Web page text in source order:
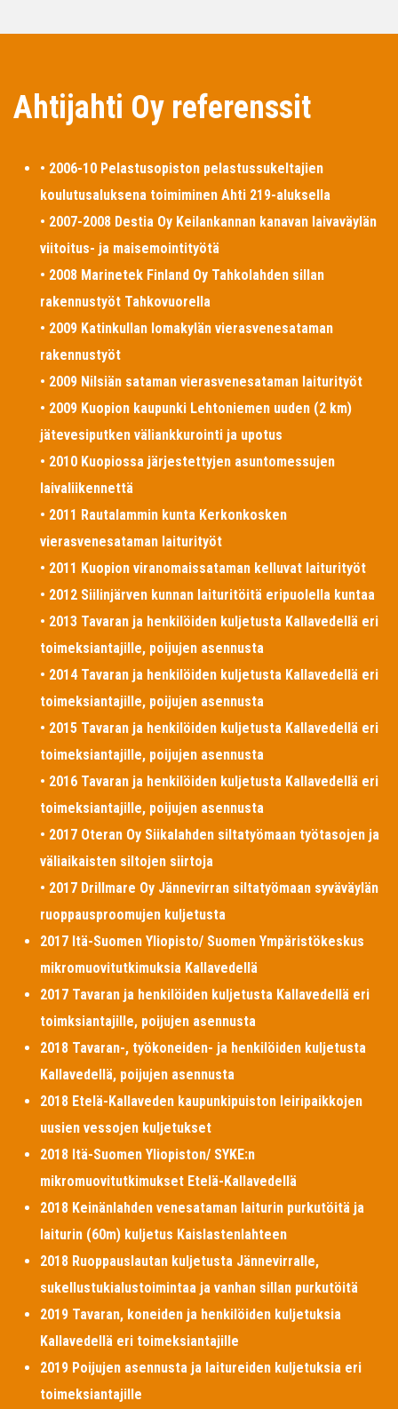
Ahtijahti Oy referenssit
• 2006-10 Pelastusopiston pelastussukeltajien
koulutusaluksena toimiminen Ahti 219-aluksella
• 2007-2008 Destia Oy Keilankannan kanavan laivaväylän
viitoitus- ja maisemointityötä
• 2008 Marinetek Finland Oy Tahkolahden sillan
rakennustyöt Tahkovuorella
• 2009 Katinkullan lomakylän vierasvenesataman
rakennustyöt
• 2009 Nilsiän sataman vierasvenesataman laiturityöt
• 2009 Kuopion kaupunki Lehtoniemen uuden (2 km)
jätevesiputken väliankkurointi ja upotus
• 2010 Kuopiossa järjestettyjen asuntomessujen
laivaliikennettä
• 2011 Rautalammin kunta Kerkonkosken
vierasvenesataman laiturityöt
• 2011 Kuopion viranomaissataman kelluvat laiturityöt
• 2012 Siilinjärven kunnan laituritöitä eripuolella kuntaa
• 2013 Tavaran ja henkilöiden kuljetusta Kallavedellä eri
toimeksiantajille, poijujen asennusta
• 2014 Tavaran ja henkilöiden kuljetusta Kallavedellä eri
toimeksiantajille, poijujen asennusta
• 2015 Tavaran ja henkilöiden kuljetusta Kallavedellä eri
toimeksiantajille, poijujen asennusta
• 2016 Tavaran ja henkilöiden kuljetusta Kallavedellä eri
toimeksiantajille, poijujen asennusta
• 2017 Oteran Oy Siikalahden siltatyömaan työtasojen ja
väliaikaisten siltojen siirtoja
• 2017 Drillmare Oy Jännevirran siltatyömaan syväväylän
ruoppausproomujen kuljetusta
2017 Itä-Suomen Yliopisto/ Suomen Ympäristökeskus
mikromuovitutkimuksia Kallavedellä
2017 Tavaran ja henkilöiden kuljetusta Kallavedellä eri
toimksiantajille, poijujen asennusta
2018 Tavaran-, työkoneiden- ja henkilöiden kuljetusta
Kallavedellä, poijujen asennusta
2018 Etelä-Kallaveden kaupunkipuiston leiripaikkojen
uusien vessojen kuljetukset
2018 Itä-Suomen Yliopiston/ SYKE:n
mikromuovitutkimukset Etelä-Kallavedellä
2018 Keinänlahden venesataman laiturin purkutöitä ja
laiturin (60m) kuljetus Kaislastenlahteen
2018 Ruoppauslautan kuljetusta Jännevirralle,
sukellustukialustoimintaa ja vanhan sillan purkutöitä
2019 Tavaran, koneiden ja henkilöiden kuljetuksia
Kallavedellä eri toimeksiantajille
2019 Poijujen asennusta ja laitureiden kuljetuksia eri
toimeksiantajille